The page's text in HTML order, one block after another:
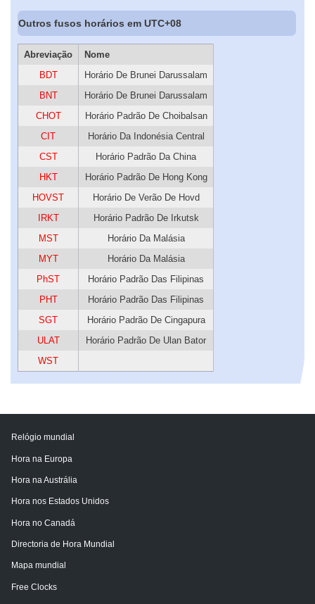
Outros fusos horários em UTC+08
Abreviação
Nome
BDT
Horário De Brunei Darussalam
BNT
Horário De Brunei Darussalam
CHOT
Horário Padrão De Choibalsan
CIT
Horário Da Indonésia Central
CST
Horário Padrão Da China
HKT
Horário Padrão De Hong Kong
HOVST
Horário De Verão De Hovd
IRKT
Horário Padrão De Irkutsk
MST
Horário Da Malásia
MYT
Horário Da Malásia
PhST
Horário Padrão Das Filipinas
PHT
Horário Padrão Das Filipinas
SGT
Horário Padrão De Cingapura
ULAT
Horário Padrão De Ulan Bator
WST
Relógio mundial
Hora na Europa
Hora na Austrália
Hora nos Estados Unidos
Hora no Canadá
Directoria de Hora Mundial
Mapa mundial
Free Clocks